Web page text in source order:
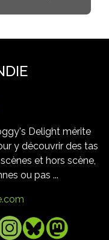
Delight mérite
y découvrir des tas
et hors scène,
ou pas ...